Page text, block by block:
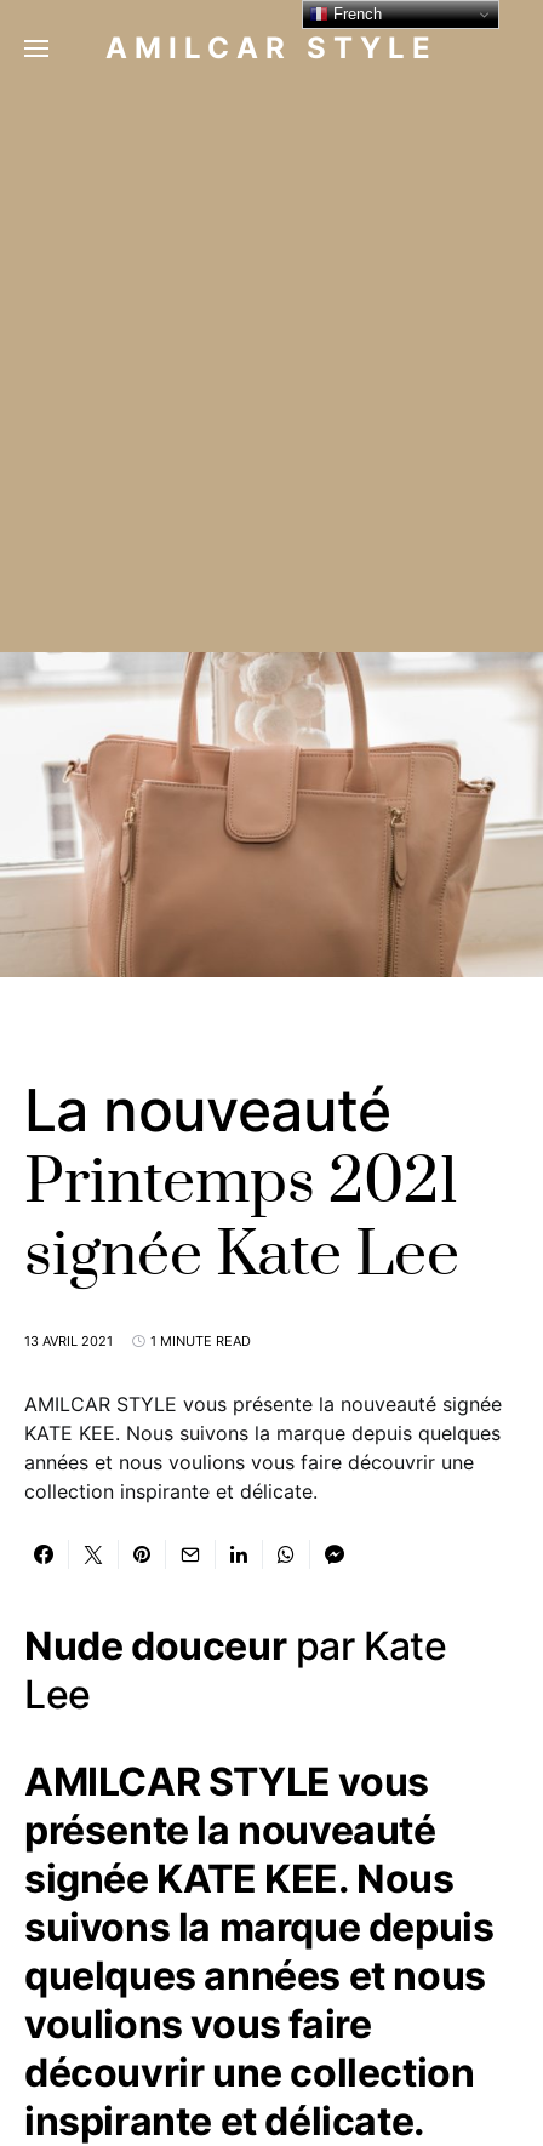
AMILCAR STYLE
La nouveauté
Printemps 2021
signée Kate Lee
13 AVRIL 2021 1 MINUTE READ
AMILCAR STYLE vous présente la nouveauté signée
KATE KEE. Nous suivons la marque depuis quelques
années et nous voulions vous faire découvrir une
collection inspirante et délicate.
Nude douceurpar Kate
Lee
AMILCAR STYLE vous
présente la nouveauté
signée KATE KEE. Nous
suivons la marque depuis
quelques années et nous
voulions vous faire
découvrir une collection
inspirante et délicate.
French